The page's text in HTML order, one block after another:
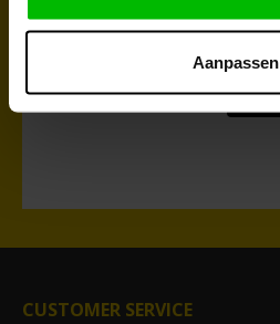
Aanpassen
CUSTOMER SERVICE